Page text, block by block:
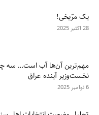
یک مرّیخی!
28 اکتبر 2025
مهم‌ترین آن‌ها آب است… سه
نخست‌وزیر آینده عراق
6 نوامبر 2025